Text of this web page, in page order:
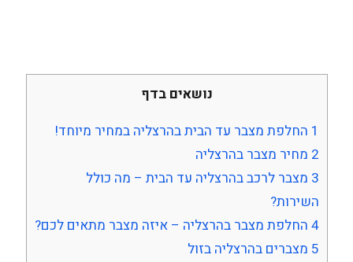
נושאים בדף
1 החלפת מצבר עד הבית בהרצליה במחיר מיוחד!
2 מחיר מצבר בהרצליה
3 מצבר לרכב בהרצליה עד הבית – מה כולל
השירות?
4 החלפת מצבר בהרצליה – איזה מצבר מתאים לכם?
5 מצברים בהרצליה בזול